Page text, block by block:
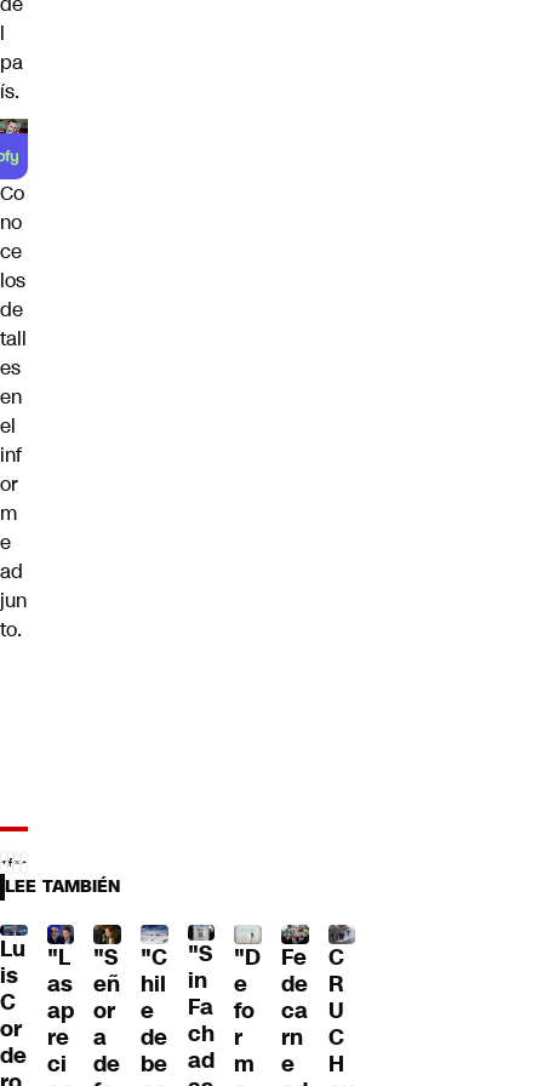
l
pa
ís.
Co
no
ce
los
de
tall
es
en
el
inf
or
m
e
ad
jun
to.
LEE TAMBIÉN
Lu
is
C
or
de
"L
as
ap
re
ci
"S
eñ
or
a
de
"C
hil
e
de
be
"S
in
Fa
ch
ad
"D
e
fo
r
m
Fe
de
ca
rn
e
C
R
U
C
H